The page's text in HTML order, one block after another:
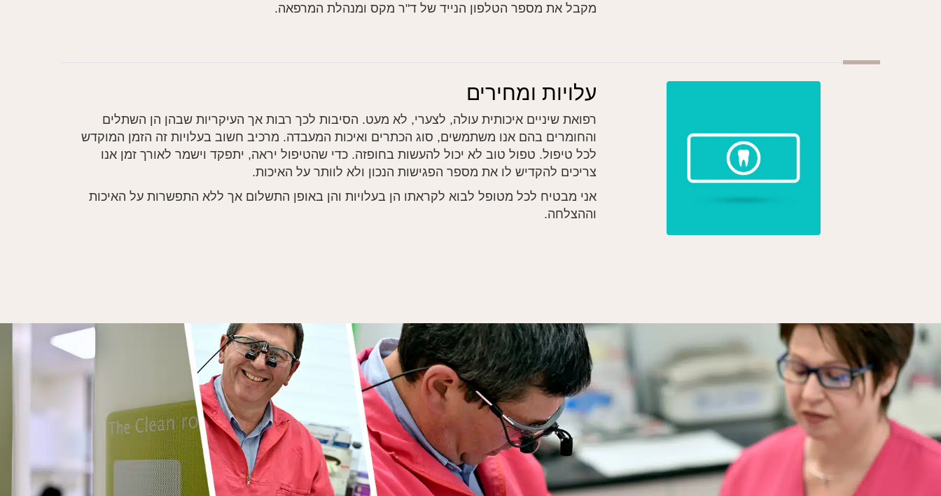
מקבל את מספר הטלפון הנייד של ד"ר מקס ומנהלת המרפאה.
עלויות ומחירים
רפואת שיניים איכותית עולה, לצערי, לא מעט. הסיבות לכך רבות אך העיקריות שבהן הן השתלים
והחומרים בהם אנו משתמשים, סוג הכתרים ואיכות המעבדה. מרכיב חשוב בעלויות זה הזמן המוקדש
לכל טיפול. טפול טוב לא יכול להעשות בחופזה. כדי שהטיפול יראה, יתפקד וישמר לאורך זמן אנו
צריכים להקדיש לו את מספר הפגישות הנכון ולא לוותר על האיכות.
אני מבטיח לכל מטופל לבוא לקראתו הן בעלויות והן באופן התשלום אך ללא התפשרות על האיכות
וההצלחה.